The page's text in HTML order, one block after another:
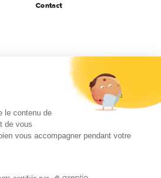
Contact
légales 2025-2026 Tout droits réservés
le contenu de
de vous
vous accompagner pendant votre